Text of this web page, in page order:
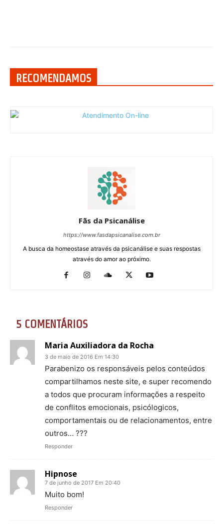
RECOMENDAMOS
Fãs da Psicanálise
https://www.fasdapsicanalise.com.br
A busca da homeostase através da psicanálise e suas respostas
através do amor ao próximo.
5 COMENTÁRIOS
Maria Auxiliadora da Rocha
3 de maio de 2016 Em 14:30
Parabenizo os responsáveis pelos conteúdos
compartilhamos neste site, e super recomendo
a todos que procuram informações a respeito
de conflitos emocionais, psicólogicos,
comportamentais ou de relacionamentos, entre
outros… ???
Responder
Hipnose
7 de junho de 2017 Em 20:40
Muito bom!
Responder